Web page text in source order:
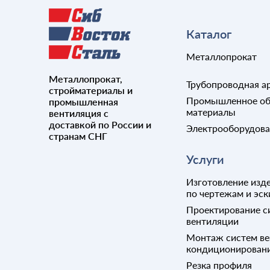
Металлопрокат,
стройматериалы и
промышленная
вентиляция с
доставкой по России и
странам СНГ
Каталог
Металлопрокат
Трубопроводная
Промышленное
материалы
Услуги
Изготовление
по чертежам и
Проектирование
вентиляции
Монтаж систем
Резка профиля